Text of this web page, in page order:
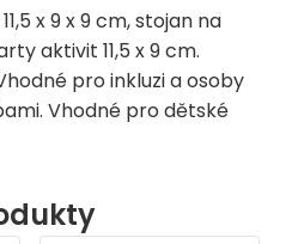
x 9 x 9 cm, stojan na
aktivit 11,5 x 9 cm.
pro inkluzi a osoby
Vhodné pro dětské